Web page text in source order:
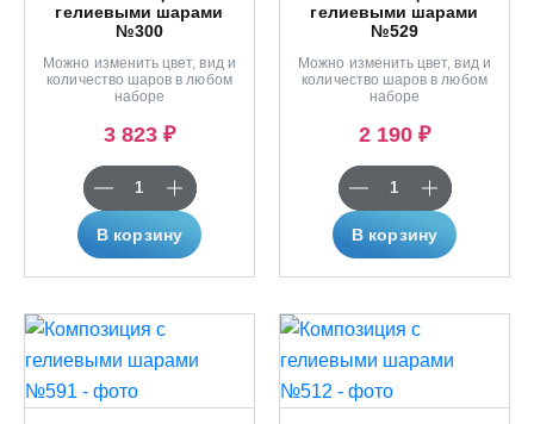
гелиевыми шарами
№300
Можно изменить цвет, вид и
количество шаров в любом
наборе
3 823 ₽
В корзину
гелиевыми шарами
№529
Можно изменить цвет, вид и
количество шаров в любом
наборе
2 190 ₽
В корзину